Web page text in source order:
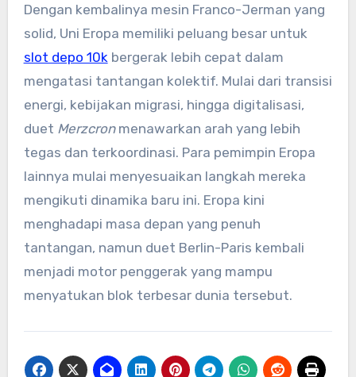
Dengan kembalinya mesin Franco-Jerman yang
solid, Uni Eropa memiliki peluang besar untuk
slot depo 10k bergerak lebih cepat dalam
mengatasi tantangan kolektif. Mulai dari transisi
energi, kebijakan migrasi, hingga digitalisasi,
duet Merzcronmenawarkan arah yang lebih
tegas dan terkoordinasi. Para pemimpin Eropa
lainnya mulai menyesuaikan langkah mereka
mengikuti dinamika baru ini. Eropa kini
menghadapi masa depan yang penuh
tantangan, namun duet Berlin-Paris kembali
menjadi motor penggerak yang mampu
menyatukan blok terbesar dunia tersebut.